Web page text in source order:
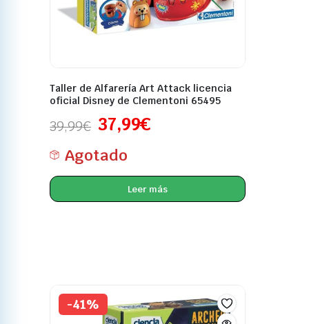
Taller de Alfarería Art Attack licencia
oficial Disney de Clementoni 65495
39,99€ 37,99€
Agotado
Leer más
-41%